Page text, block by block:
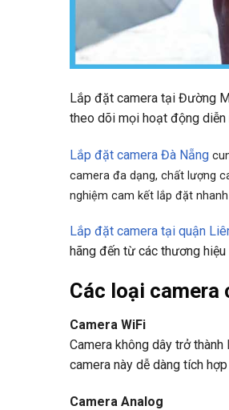
Lắp đặt camera tại Đường
theo dõi mọi hoạt động diễn
Lắp đặt camera Đà Nẵng
camera đa dạng, chất lượng
nghiệm cam kết lắp đặt
Lắp đặt camera tại quận
hãng đến từ các thương
Các loại camera
Camera WiFi
Camera không dây trở
camera này dễ dàng tích
Camera Analog